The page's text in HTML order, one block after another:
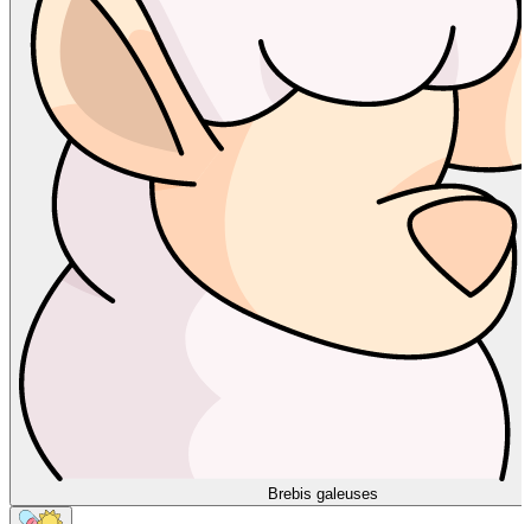
Brebis galeuses